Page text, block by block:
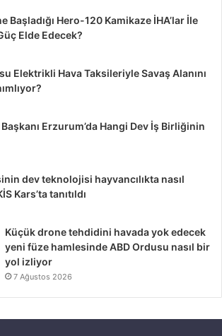
Başladığı Hero-120 Kamikaze İHA’lar İle
Elde Edecek?
Elektrikli Hava Taksileriyle Savaş Alanını
Erzurum’da Hangi Dev İş Birliğinin
dev teknolojisi hayvancılıkta nasıl
Kars’ta tanıtıldı
Küçük drone tehdidini havada yok edecek
yeni füze hamlesinde ABD Ordusu nasıl bir
yol izliyor
7 Ağustos 2026